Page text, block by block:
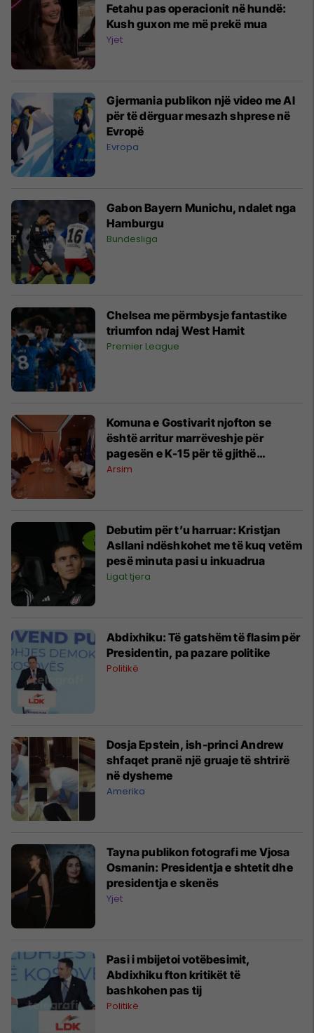
Fetahu pas operacionit në hundë:
Kush guxon me më prekë mua
Yjet
Gjermania publikon një video me Al
për të dërguar mesazh shprese në
Evropë
Evropa
Gabon Bayern Munichu, ndalet nga
Hamburgu
Bundesliga
Chelsea me përmbysje fantastike
triumfon ndaj West Hamit
Premier League
Komuna e Gostivarit njofton se
është arritur marrëveshje për
pagesën e K-15 për të gjithë
mësimdhënësit
Arsim
Debutim për t’u harruar: Kristjan
Asllani ndëshkohet me të kuq vetëm
pesë minuta pasi u inkuadrua
Ligat tjera
Abdixhiku: Të gatshëm të flasim për
Presidentin, pa pazare politike
Politikë
Dosja Epstein, ish-princi Andrew
shfaqet pranë një gruaje të shtrirë
në dysheme
Amerika
Tayna publikon fotografi me Vjosa
Osmanin: Presidentja e shtetit dhe
presidentja e skenës
Yjet
Pasi i mbijetoi votëbesimit,
Abdixhiku fton kritikët të
bashkohen pas tij
Politikë